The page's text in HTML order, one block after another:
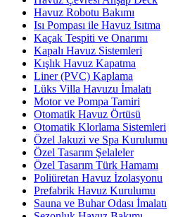
Havuz Robotu Bakımı
Isı Pompası ile Havuz Isıtma
Kaçak Tespiti ve Onarımı
Kapalı Havuz Sistemleri
Kışlık Havuz Kapatma
Liner (PVC) Kaplama
Lüks Villa Havuzu İmalatı
Motor ve Pompa Tamiri
Otomatik Havuz Örtüsü
Otomatik Klorlama Sistemleri
Özel Jakuzi ve Spa Kurulumu
Özel Tasarım Şelaleler
Özel Tasarım Türk Hamamı
Poliüretan Havuz İzolasyonu
Prefabrik Havuz Kurulumu
Sauna ve Buhar Odası İmalatı